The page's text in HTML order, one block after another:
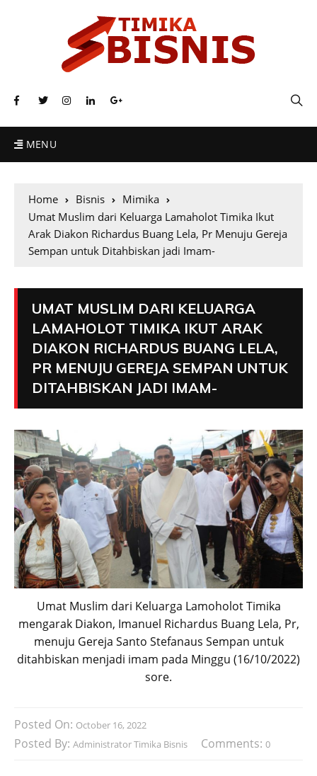
MENU
Home Bisnis
Mimika
Umat Muslim dari Keluarga Lamaholot Timika Ikut
Arak Diakon Richardus Buang Lela, Pr Menuju Gereja
Sempan untuk Ditahbiskan jadi Imam-
UMAT MUSLIM DARI KELUARGA
LAMAHOLOT TIMIKA IKUT ARAK
DIAKON RICHARDUS BUANG LELA,
PR MENUJU GEREJA SEMPAN UNTUK
DITAHBISKAN JADI IMAM-
Umat Muslim dari Keluarga Lamoholot Timika
mengarak Diakon, Imanuel Richardus Buang Lela, Pr,
menuju Gereja Santo Stefanaus Sempan untuk
ditahbiskan menjadi imam pada Minggu (16/10/2022)
sore.
Posted On: October 16, 2022
Posted By: Administrator Timika Bisnis Comments: 0